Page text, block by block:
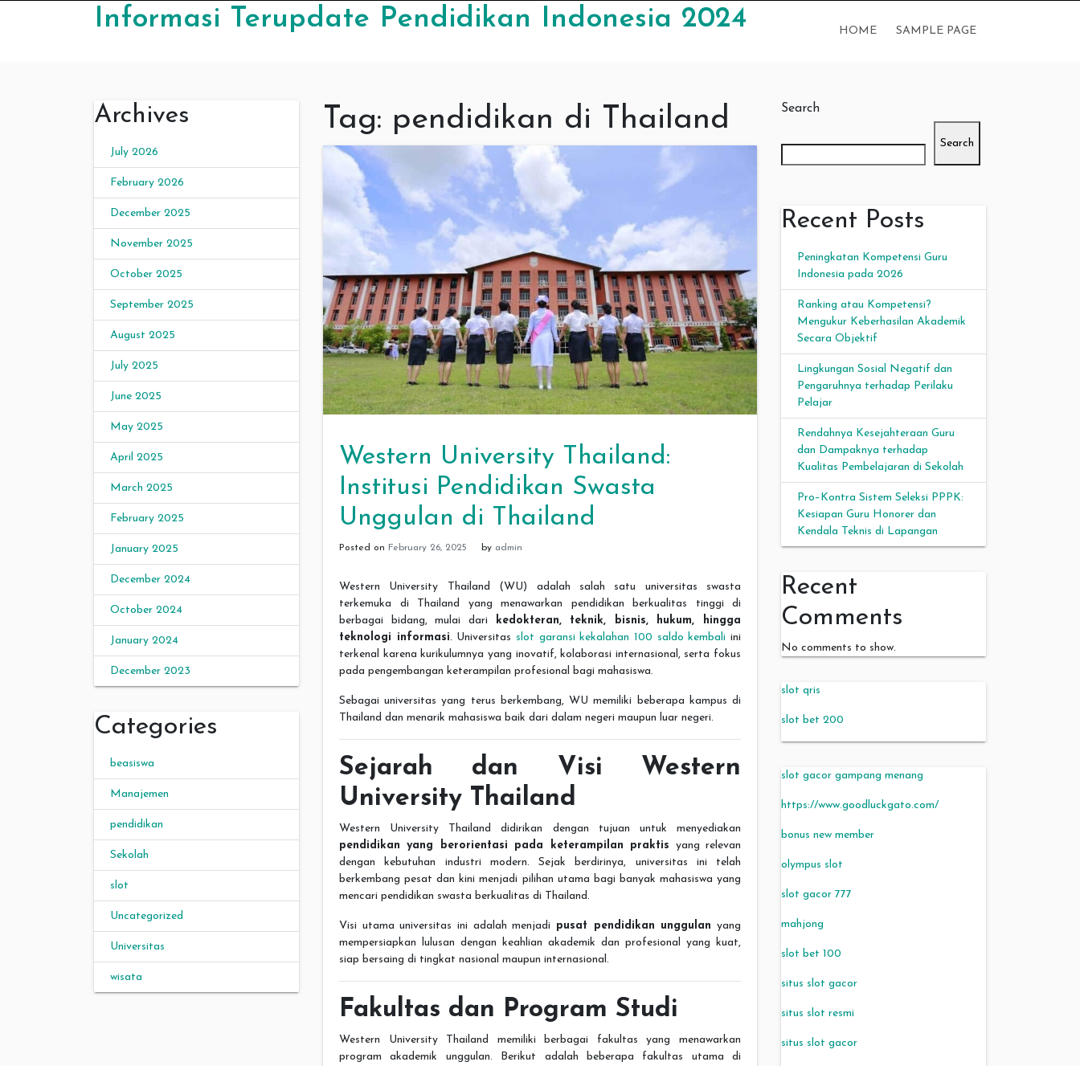
Informasi Terupdate Pendidikan Indonesia 2024 HOME SAMPLE PAGE
Archives
July 2026
February 2026
December 2025
November 2025
October 2025
September 2025
August 2025
July 2025
June 2025
May 2025
April 2025
March 2025
February 2025
January 2025
December 2024
October 2024
January 2024
December 2023
Categories
beasiswa
Manajemen
pendidikan
Sekolah
slot
Uncategorized
Universitas
wisata
Tag: pendidikan di Thailand
Western University Thailand:
Institusi Pendidikan Swasta
Unggulan di Thailand
Posted on February 26, 2025 by admin
Western University Thailand (WU) adalah salah satu universitas swasta
terkemuka di Thailand yang menawarkan pendidikan berkualitas tinggi di
berbagai bidang, mulai dari
kedokteran, teknik, bisnis, hukum, hingga
teknologi informasi. Universitas slot garansi kekalahan 100 saldo kembali ini
terkenal karena kurikulumnya yang inovatif, kolaborasi internasional, serta fokus
pada pengembangan keterampilan profesional bagi mahasiswa.
Sebagai universitas yang terus berkembang, WU memiliki beberapa kampus di
Thailand dan menarik mahasiswa baik dari dalam negeri maupun luar negeri.
Sejarah dan Visi Western
University Thailand
Western University Thailand didirikan dengan tujuan untuk menyediakan
pendidikan yang berorientasi pada keterampilan praktis yang relevan
dengan kebutuhan industri modern. Sejak berdirinya, universitas ini telah
berkembang pesat dan kini menjadi pilihan utama bagi banyak mahasiswa yang
mencari pendidikan swasta berkualitas di Thailand.
Visi utama universitas ini adalah menjadi pusat pendidikan unggulan yang
mempersiapkan lulusan dengan keahlian akademik dan profesional yang kuat,
siap bersaing di tingkat nasional maupun internasional.
Fakultas dan Program Studi
Western University Thailand memiliki berbagai fakultas yang menawarkan
program akademik unggulan. Berikut adalah beberapa fakultas utama di
Search
Search
Recent Posts
Peningkatan Kompetensi Guru
Indonesia pada 2026
Ranking atau Kompetensi?
Mengukur Keberhasilan Akademik
Secara Objektif
Lingkungan Sosial Negatif dan
Pengaruhnya terhadap Perilaku
Pelajar
Rendahnya Kesejahteraan Guru
dan Dampaknya terhadap
Kualitas Pembelajaran di Sekolah
Pro–Kontra Sistem Seleksi PPPK:
Kesiapan Guru Honorer dan
Kendala Teknis di Lapangan
Recent
Comments
No comments to show.
slot qris
slot bet 200
slot gacor gampang menang
https://www.goodluckgato.com/
bonus new member
olympus slot
slot gacor 777
mahjong
slot bet 100
situs slot gacor
situs slot resmi
situs slot gacor